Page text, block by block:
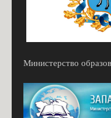
Министерство